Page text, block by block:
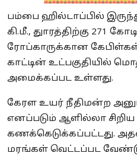
பம்பை ஹில்டாப்பில்
கி.மீ., துாரத்திற்கு 271
ரோப்காருக்கான
காட்டின் உட்பகுதியில்
அமைக்கப்பட உள்ளது.
கேரள உயர் நீதிமன்ற
எனப்படும் ஆளில்லா
கணக்கெடுக்கப்பட்டது.
மரங்கள் வெட்டப்பட